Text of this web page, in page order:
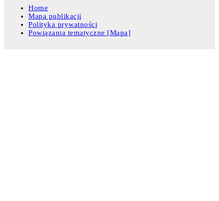
Home
Mapa publikacji
Polityka prywatności
Powiązania tematyczne [Mapa]